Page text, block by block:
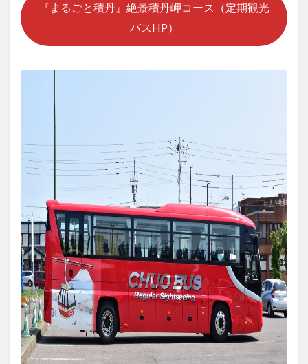
『まるごと積丹』絶景積丹岬コース（定期観光
バスHP）